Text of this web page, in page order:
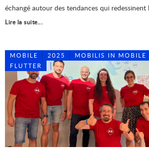
échangé autour des tendances qui redessinent
Lire la suite...
MOBILE 2025 MOBILIS IN MOBILE
FLUTTER